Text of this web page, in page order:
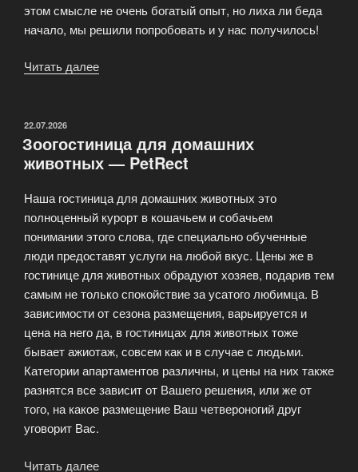
этом смысле не очень богатый опыт, но лиха ли беда
начало, мы решили попробовать и у нас получилось!
Читать далее
передержки
животных»
ОПУБЛИКОВАНО
22.07.2026
Зоогостиница для домашних
животных — PetRect
Наша гостиница для домашних животных это
полноценный курорт в кошачьем и собачьем
понимании этого слова, где специально обученные
люди предоставят услуги на любой вкус. Цены же в
гостинице для животных обрадуют хозяев, подарив тем
самым не только спокойствие за усатого любимца. В
зависимости от сезона размещения, варьируется и
цена на него да, в гостиницах для животных тоже
бывает ажиотаж, совсем как и в случае с людьми.
Категории апартаментов различны, и цены на них также
разнятся все зависит от Вашего решения, или же от
того, на какое размещение Ваш четвероногий друг
уговорит Вас.
Читать далее